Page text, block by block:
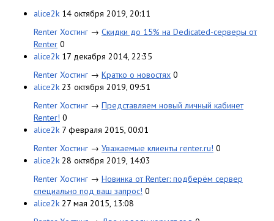
alice2k 14 октября 2019, 20:11
Renter Хостинг → Скидки до 15% на Dedicated-серверы от
Renter 0
alice2k 17 декабря 2014, 22:35
Renter Хостинг → Кратко о новостях 0
alice2k 23 октября 2019, 09:51
Renter Хостинг → Представляем новый личный кабинет
Renter! 0
alice2k 7 февраля 2015, 00:01
Renter Хостинг → Уважаемые клиенты renter.ru! 0
alice2k 28 октября 2019, 14:03
Renter Хостинг → Новинка от Renter: подберём сервер
специально под ваш запрос! 0
alice2k 27 мая 2015, 13:08